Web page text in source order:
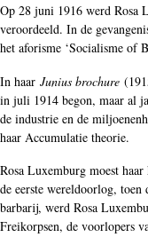
Op 28 juni 1916 werd Rosa
veroordeeld. In de
het aforisme ‘Socialisme of
In haar Junius brochure
in juli 1914 begon, maar al
de industrie en de
haar Accumulatie theorie.
Rosa Luxemburg moest
de eerste wereldoorlog, toen
barbarij, werd Rosa
Freikorpsen, de voorlopers